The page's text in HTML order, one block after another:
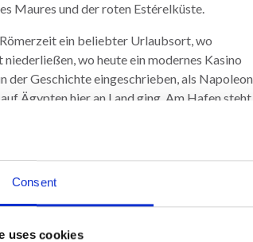
Consent
uses cookies
Maures und der roten Estérelküste.
ein beliebter Urlaubsort, wo
wo heute ein modernes Kasino
der Geschichte eingeschrieben, als Napoleon
Ägypten hier an Land ging. Am Hafen steht
als Andenken für den Landgang von
Journalisten Alphonse Karr aus Paris als
Prominente aus Paris hierhergeführt wie
Berlioz und Gounod. Danach kamen
dann 1864 kam, strömten die Touristen hierher.